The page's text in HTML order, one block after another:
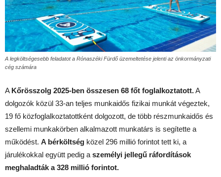
A legköltségesebb feladatot a Rónaszéki Fürdő üzemeltetése jelenti az önkormányzati
cég számára
A Kőrösszolg 2025-ben összesen 68 főt foglalkoztatott.A
dolgozók közül 33-an teljes munkaidős fizikai munkát végeztek,
19 fő közfoglalkoztatottként dolgozott, de több részmunkaidős és
szellemi munkakörben alkalmazott munkatárs is segítette a
működést. A bérköltség közel 296 millió forintot tett ki, a
járulékokkal együtt pedig a személyi jellegű ráfordítások
meghaladták a 328 millió forintot.